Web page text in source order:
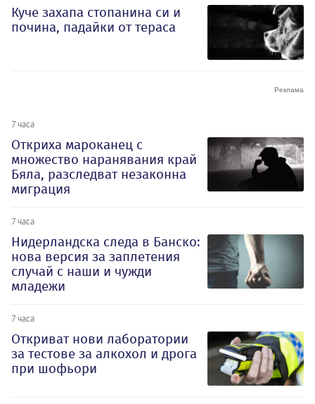
Куче захапа стопанина си и
почина, падайки от тераса
7 часа
Откриха мароканец с
множество наранявания край
Бяла, разследват незаконна
миграция
7 часа
Нидерландска следа в Банско:
нова версия за заплетения
случай с наши и чужди
младежи
7 часа
Откриват нови лаборатории
за тестове за алкохол и дрога
при шофьори